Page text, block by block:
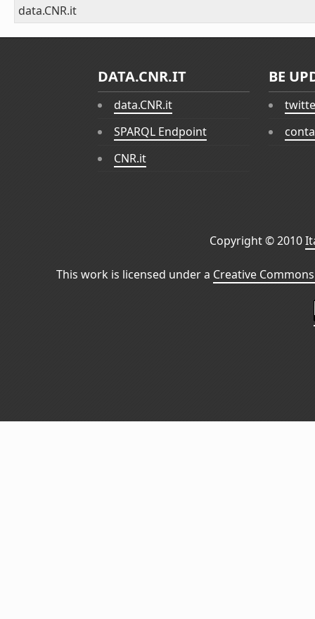
data.CNR.it
DATA.CNR.IT
data.CNR.it
SPARQL Endpoint
CNR.it
BE
Copyright © 2010
This work is licensed under a Creative